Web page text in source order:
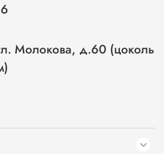
Молокова, д.60 (цоколь